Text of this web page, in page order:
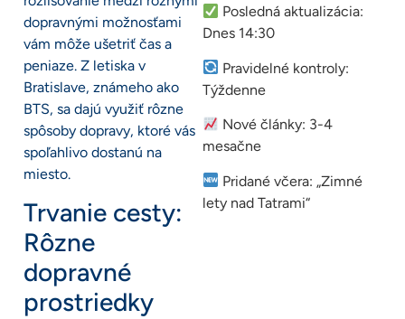
dopravnými možnosťami
vám môže ušetriť čas a
peniaze. Z letiska v
Bratislave, známeho ako
BTS, sa dajú využiť rôzne
spôsoby dopravy, ktoré vás
spoľahlivo dostanú na
miesto.
Trvanie cesty:
Rôzne
dopravné
prostriedky
Posledná aktualizácia:
Dnes 14:30
Pravidelné kontroly:
Týždenne
Nové články: 3-4
mesačne
Pridané včera: „Zimné
lety nad Tatrami“